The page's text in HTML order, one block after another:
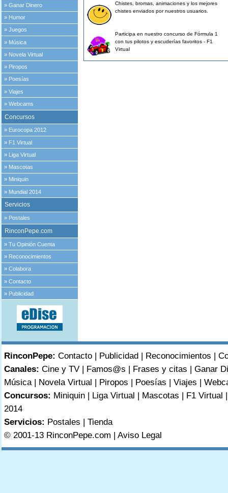
»Ganar Dinero
» Humor
»Juegos
» Música
» Novela Virtual
» Piropos
» Poesías
»Viajes
»Webcams
Concursos
» Eurocopa 2012
» F1 Virtual
» Liga Virtual
» Mascotas
» Miniquin
» Mundial 2014
Servicios
» Postales
RinconPepe.com
»Tu Opinión Cuenta
» Reconocimientos
»Colabora
»Contacto
» Publicidad
Chistes, bromas, animaciones y los mejores
chistes enviados por nuestros usuarios.
Participa en nuestro concurso de Fórmula 1
con tus pilotos y escuderías favoritos - F1
Virtual
RinconPepe: Contacto| Publicidad| Reconocimientos |
Canales: Cine y TV| Famos@s | Frases y citas | Ganar
Música| Novela Virtual | Piropos | Poesías | Viajes |
Concursos: Miniquin| Liga Virtual | Mascotas | F1 Virtual
2014
Servicios: Postales | Tienda
© 2001-13 RinconPepe.com | Aviso Legal